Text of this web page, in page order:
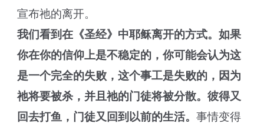
宣布祂的离开。
我们看到在《圣经》中耶稣离开的方式。如果
你在你的信仰上是不稳定的，你可能会认为这
是一个完全的失败，这个事工是失败的，因为
祂将要被杀，并且祂的门徒将被分散。彼得又
回去打鱼，门徒又回到以前的生活。事情变得